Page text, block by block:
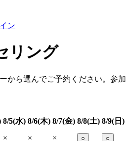
ン
リング
から選んでご予約ください。参加
8/5(水) 8/6(木) 8/7(金) 8/8(土) 8/9(日)
× × × ○ ○